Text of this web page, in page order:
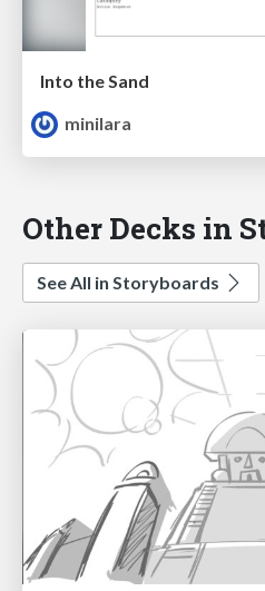
Into the Sand
minilara
Other Decks in
See All in Storyboards